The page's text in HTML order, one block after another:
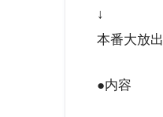
↓
本番大放出
●内容